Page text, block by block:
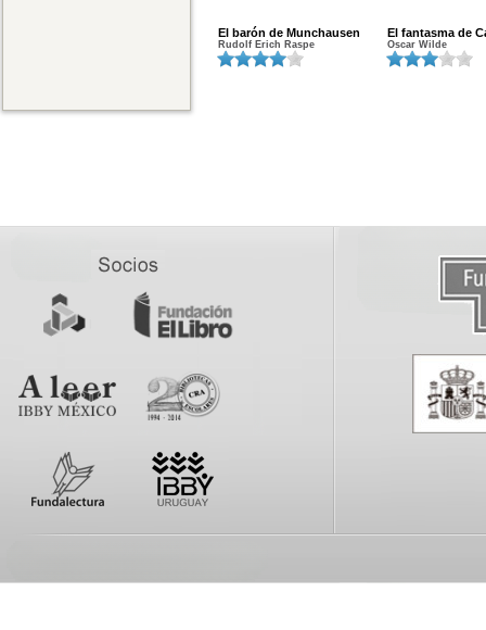
El barón de Munchausen
Rudolf Erich Raspe
El fantasma de
Oscar Wilde